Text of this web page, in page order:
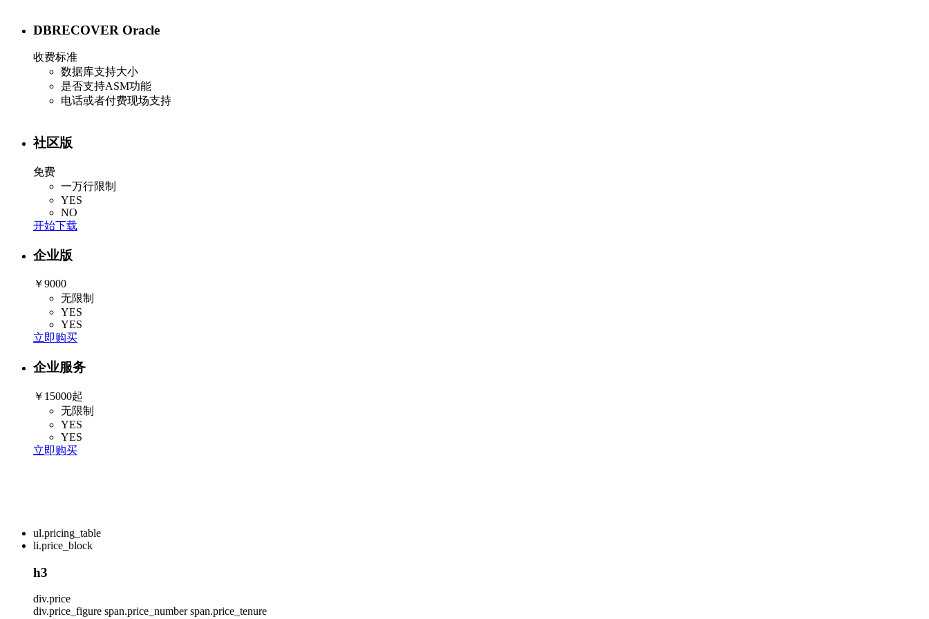
DBRECOVER Oracle
收费标准
数据库支持大小
是否支持ASM功能
电话或者付费现场支持
社区版
免费
一万行限制
YES
NO
开始下载
企业版
￥9000
无限制
YES
YES
立即购买
企业服务
￥15000起
无限制
YES
YES
立即购买
ul.pricing_table
li.price_block
h3
div.price
div.price_figure span.price_number span.price_tenure